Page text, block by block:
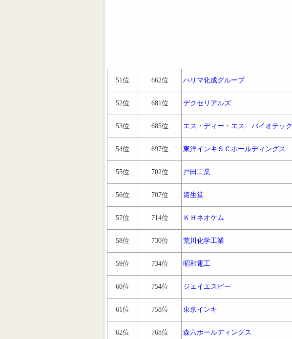
51位 662位 ハリマ化成グループ
52位 681位 デクセリアルズ
53位 685位 エス・ディー・エス バイオテック
54位 697位 東洋インキＳＣホールディングス
55位 702位 戸田工業
56位 707位 資生堂
57位 714位 ＫＨネオケム
58位 730位 荒川化学工業
59位 734位 昭和電工
60位 754位 ジェイエスピー
61位 758位 東京インキ
62位 768位 森六ホールディングス